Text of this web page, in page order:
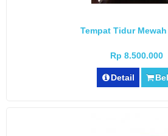
Tempat Tidur
Rp 8.500.000
Detail